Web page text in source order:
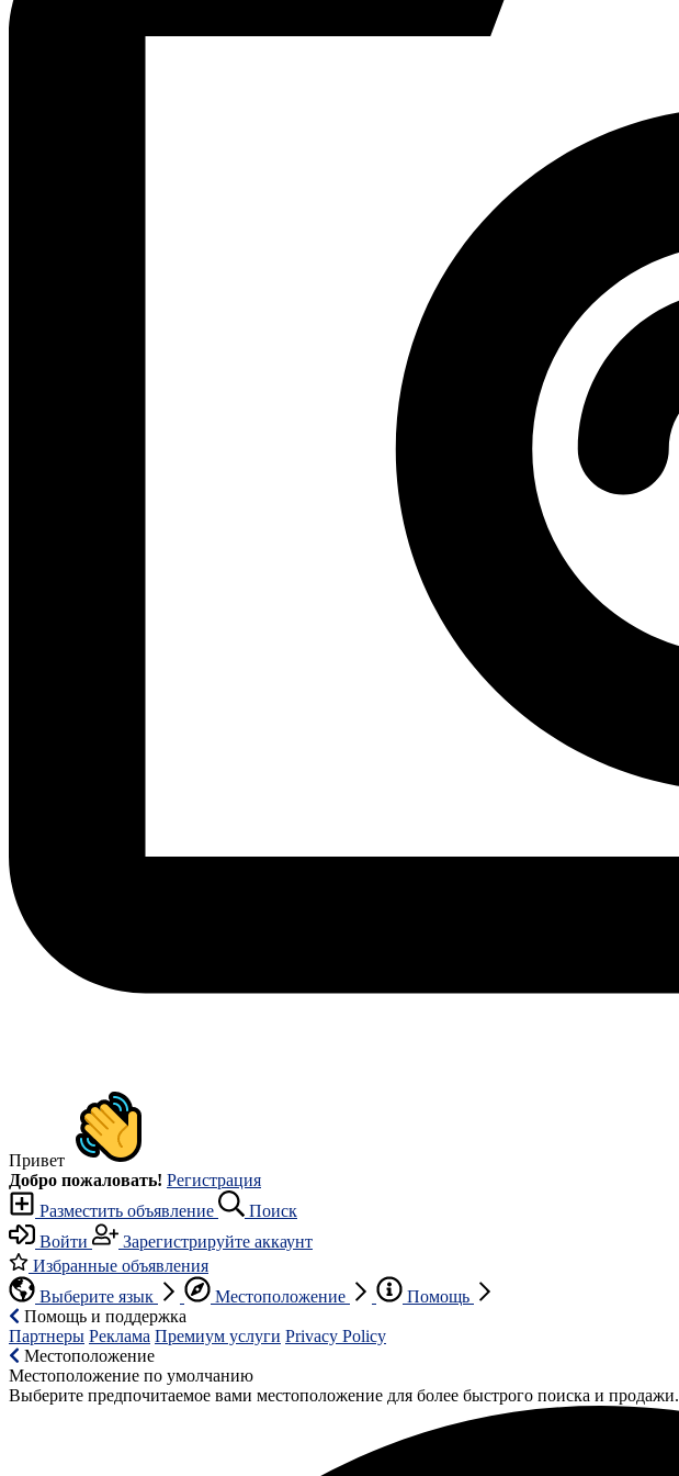
Привет
Добро пожаловать! Регистрация
Разместить объявление
Поиск
Войти
Зарегистрируйте аккаунт
Избранные объявления
Выберите язык
Местоположение
Помощь
Помощь и поддержка
Партнеры Реклама Премиум услуги Privacy Policy
Местоположение
Местоположение по умолчанию
Выберите предпочитаемое вами местоположение для более быстрого поиска и продажи.